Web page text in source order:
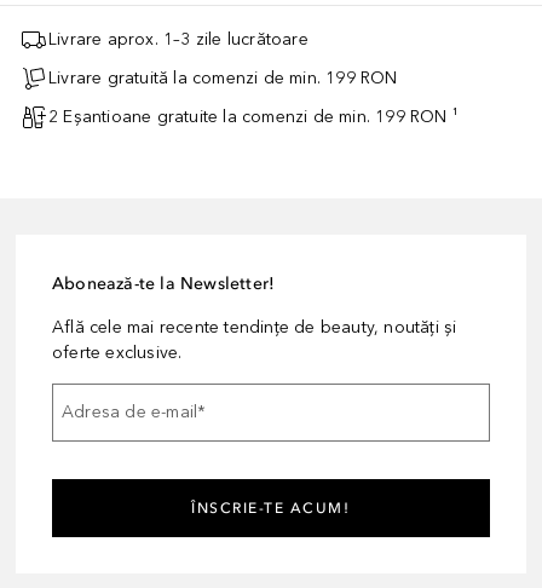
Livrare aprox. 1–3 zile lucrătoare
Livrare gratuită la comenzi de min. 199 RON
2 Eșantioane gratuite la comenzi de min. 199 RON ¹
Abonează-te la Newsletter!
Află cele mai recente tendințe de beauty, noutăți și
oferte exclusive.
Adresa de e-mail*
ÎNSCRIE-TE ACUM!